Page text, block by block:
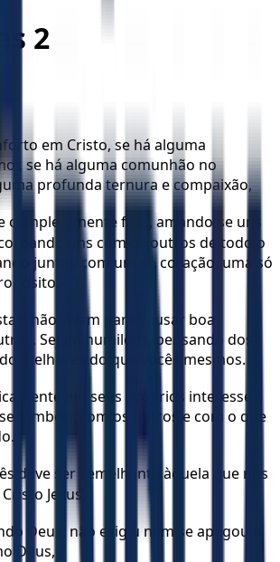
2
em Cristo, se há alguma
se há alguma comunhão no
profunda ternura e compaixão,
completamente feliz, amando-se uns
uns com os outros de todo o
juntos com um só coração, uma só
não vivam para causar boa
Sejam humildes, pensando dos
melhores do que vocês mesmos.
em seus próprios interesses,
também com os outros e com o que
deve ser semelhante àquela que nos
Jesus,
Deus, não exigiu nem se apegou a
Deus,